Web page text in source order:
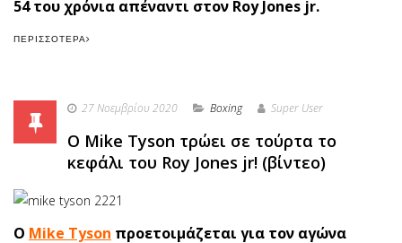
54 του χρόνια απέναντι στον Roy Jones jr.
ΠΕΡΙΣΣΌΤΕΡΑ
27 Νοεμβρίου 2020 Boxing Super User
Ο Mike Tyson τρώει σε τούρτα το
κεφάλι του Roy Jones jr! (βίντεο)
Ο Mike Tyson προετοιμάζεται για τον αγώνα